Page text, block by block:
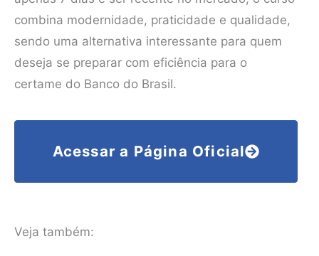
combina modernidade, praticidade e qualidade,
sendo uma alternativa interessante para quem
deseja se preparar com eficiência para o
certame do Banco do Brasil.
Acessar a Página Oficial
Veja também: